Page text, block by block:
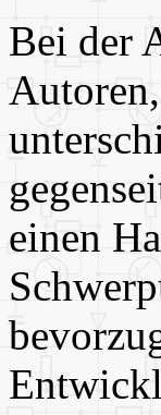
Bei der
einen